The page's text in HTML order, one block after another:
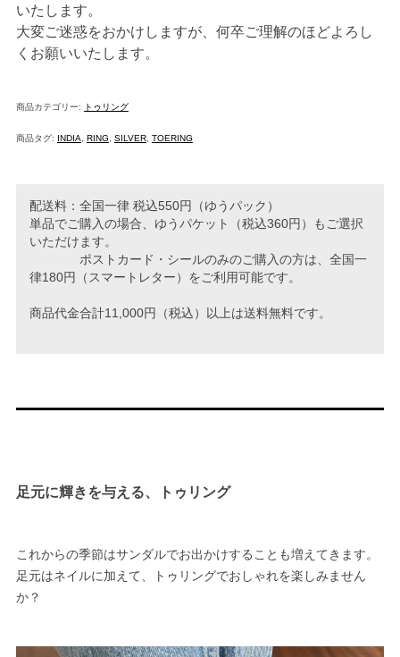
いたします。
大変ご迷惑をおかけしますが、何卒ご理解のほどよろし
くお願いいたします。
商品カテゴリー: トゥリング
商品タグ: INDIA, RING, SILVER, TOERING
配送料：全国一律 税込550円（ゆうパック）
単品でご購入の場合、ゆうパケット（税込360円）もご選択
いただけます。
ポストカード・シールのみのご購入の方は、全国一
律180円（スマートレター）をご利用可能です。
商品代金合計11,000円（税込）以上は送料無料です。
足元に輝きを与える、トゥリング
これからの季節はサンダルでお出かけすることも増えてきます。
足元はネイルに加えて、トゥリングでおしゃれを楽しみません
か？